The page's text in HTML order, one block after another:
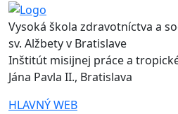
Vysoká škola zdravotníctva a
sv. Alžbety v Bratislave
Inštitút misijnej práce a
Jána Pavla II., Bratislava
HLAVNÝ WEB